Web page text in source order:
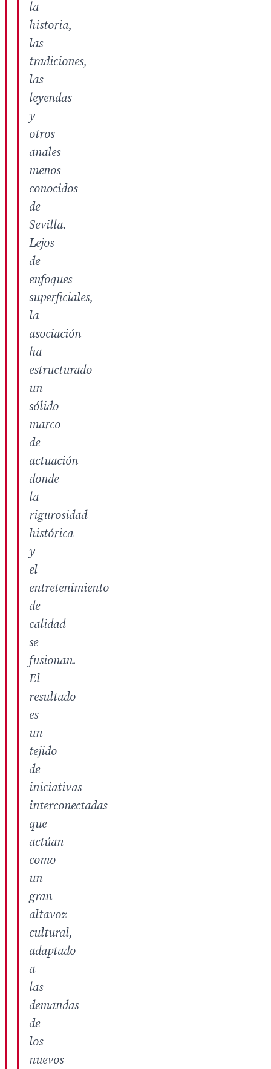
la
historia,
las
tradiciones,
las
leyendas
y
otros
anales
menos
conocidos
de
Sevilla.
Lejos
de
enfoques
superficiales,
la
asociación
ha
estructurado
un
sólido
marco
de
actuación
donde
la
rigurosidad
histórica
y
el
entretenimiento
de
calidad
se
fusionan.
El
resultado
es
un
tejido
de
iniciativas
interconectadas
que
actúan
como
un
gran
altavoz
cultural,
adaptado
a
las
demandas
de
los
nuevos